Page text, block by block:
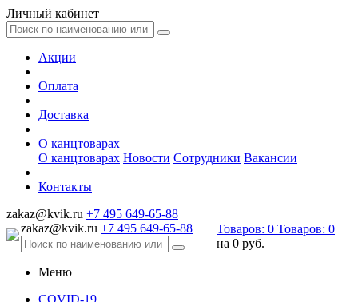
Личный кабинет
Акции
Оплата
Доставка
О канцтоварах
О канцтоварах Новости Сотрудники Вакансии
Контакты
zakaz@kvik.ru +7 495 649-65-88
zakaz@kvik.ru +7 495 649-65-88 Товаров: 0 Товаров: 0
на 0 руб.
Меню
COVID-19